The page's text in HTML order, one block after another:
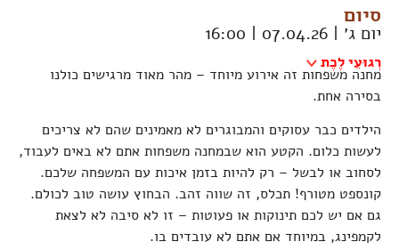
סיום
יום ג׳ | 07.04.26 | 16:00
רְגוּעֵי לֶכֶת
מחנה משפחות זה אירוע מיוחד – מהר מאוד מרגישים כולנו
בסירה אחת.
הילדים כבר עסוקים והמבוגרים לא מאמינים שהם לא צריכים
לעשות כלום. הקטע הוא שבמחנה משפחות אתם לא באים לעבוד,
לסחוב או לבשל – רק להיות בזמן איכות עם המשפחה שלכם.
קונספט מטורף! תכלס, זה שווה זהב. הבחוץ עושה טוב לכולם.
גם אם יש לכם תינוקות או פעוטות – זו לא סיבה לא לצאת
לקמפינג, במיוחד אם אתם לא עובדים בו.